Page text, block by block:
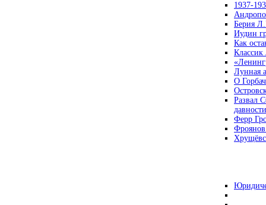
1937-
Берия
Иудин
Как
Лунная
О
Развал
давности
Ферр